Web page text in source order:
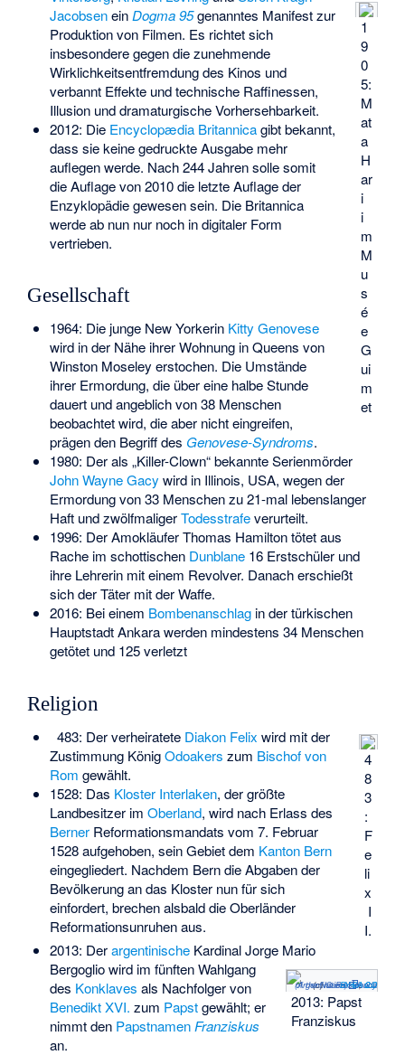
1
9
0
5:
M
at
a
H
ar
i
i
m
M
u
s
é
e
G
ui
m
et
JacobseneinDogma 95genanntes Manifest zur
Produktion von Filmen. Es richtet sich
insbesondere gegen die zunehmende
Wirklichkeitsentfremdung des Kinos und
verbannt Effekte und technische Raffinessen,
Illusion und dramaturgische Vorhersehbarkeit.
2012: Die Encyclopædia Britannicagibt bekannt,
dass sie keine gedruckte Ausgabe mehr
auflegen werde. Nach 244 Jahren solle somit
die Auflage von 2010 die letzte Auflage der
Enzyklopädie gewesen sein. Die Britannica
werde ab nun nur noch in digitaler Form
vertrieben.
Gesellschaft
1964: Die junge New Yorkerin Kitty Genovese
wird in der Nähe ihrer Wohnung in Queens von
Winston Moseley erstochen. Die Umstände
ihrer Ermordung, die über eine halbe Stunde
dauert und angeblich von 38 Menschen
beobachtet wird, die aber nicht eingreifen,
prägen den Begriff des Genovese-Syndroms.
1980: Der als „Killer-Clown“ bekannte Serienmörder
John Wayne Gacy wird in Illinois, USA, wegen der
Ermordung von 33 Menschen zu 21-mal lebenslanger
Haft und zwölfmaligerTodesstrafeverurteilt.
1996: Der Amokläufer Thomas Hamilton tötet aus
Rache im schottischen Dunblane16 Erstschüler und
ihre Lehrerin mit einem Revolver. Danach erschießt
sich der Täter mit der Waffe.
2016: Bei einem Bombenanschlagin der türkischen
Hauptstadt Ankara werden mindestens 34 Menschen
getötet und 125 verletzt
Religion
4
8
3
:
F
e
li
x
I
I.
483: Der verheiratete Diakon Felix wird mit der
Zustimmung KönigOdoakers zum Bischof von
Rom gewählt.
1528: Das Kloster Interlaken, der größte
Landbesitzer im Oberland, wird nach Erlass des
BernerReformationsmandats vom 7. Februar
1528 aufgehoben, sein Gebiet dem Kanton Bern
eingegliedert. Nachdem Bern die Abgaben der
Bevölkerung an das Kloster nun für sich
einfordert, brechen alsbald dieOberländer
Reformationsunruhenaus.
(c)
Casa Rosada (Argentina Presidency of the Nation) ,
CC BY-SA 2.0
2013: Papst
Franziskus
2013: DerargentinischeKardinal Jorge Mario
Bergoglio wird im fünften Wahlgang
des Konklaves als Nachfolger von
Benedikt XVI. zum Papstgewählt; er
nimmt den Papstnamen Franziskus
an.